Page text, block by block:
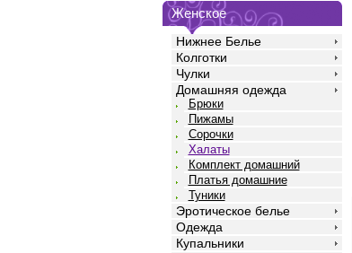
Женское
Нижнее Белье
Колготки
Чулки
Домашняя одежда
Брюки
Пижамы
Сорочки
Халаты
Комплект домашний
Платья домашние
Туники
Эротическое белье
Одежда
Купальники